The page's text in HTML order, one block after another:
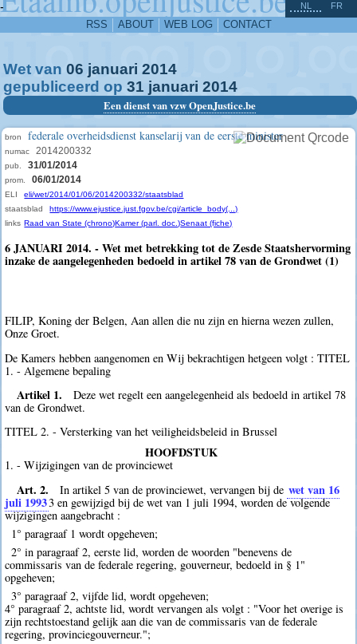
-
RSS ABOUT WEB LOG CONTACT
NL FR
Wet van 06 januari 2014
gepubliceerd op 31 januari 2014
Een dienst van vzw OpenJustice.be
bron federale overheidsdienst kanselarij van de eerste minister
numac 2014200332
pub. 31/01/2014
prom. 06/01/2014
ELI
eli/wet/2014/01/06/2014200332/staatsblad
staatsblad
https://www.ejustice.just.fgov.be/cgi/article_body(...)
links Raad van State (chrono)Kamer (parl. doc.)Senaat (fiche)
6 JANUARI 2014. - Wet met betrekking tot de Zesde Staatshervorming
inzake de aangelegenheden bedoeld in artikel 78 van de Grondwet (1)
FILIP, Koning der Belgen, Aan allen die nu zijn en hierna wezen zullen,
Onze Groet.
De Kamers hebben aangenomen en Wij bekrachtigen hetgeen volgt : TITEL
1. - Algemene bepaling
Artikel 1.
Deze wet regelt een aangelegenheid als bedoeld in artikel 78
van de Grondwet.
TITEL 2. - Versterking van het veiligheidsbeleid in Brussel
HOOFDSTUK
1. - Wijzigingen van de provinciewet
Art. 2. In artikel 5 van de provinciewet, vervangen bij de wet van 16
juli 19933 en gewijzigd bij de wet van 1 juli 1994, worden de volgende
wijzigingen aangebracht :
1° paragraaf 1 wordt opgeheven;
2° in paragraaf 2, eerste lid, worden de woorden "benevens de
commissaris van de federale regering, gouverneur, bedoeld in § 1"
opgeheven;
3° paragraaf 2, vijfde lid, wordt opgeheven;
4° paragraaf 2, achtste lid, wordt vervangen als volgt : "Voor het overige is
zijn rechtstoestand gelijk aan die van de commissaris van de federale
regering, provinciegouverneur.";
^